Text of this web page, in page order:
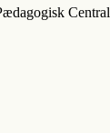
Central